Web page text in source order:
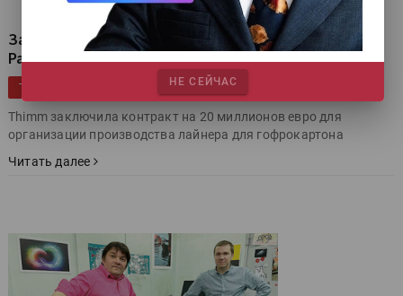
Заключён рекордный договор на покупку ЦПМ HP
PageWide вместе с периферией
ТЕГИ Цифровая печать |Упаковка
Thimm заключила контракт на 20 миллионов евро для
организации производства лайнера для гофрокартона
Читать далее
НЕ СЕЙЧАС